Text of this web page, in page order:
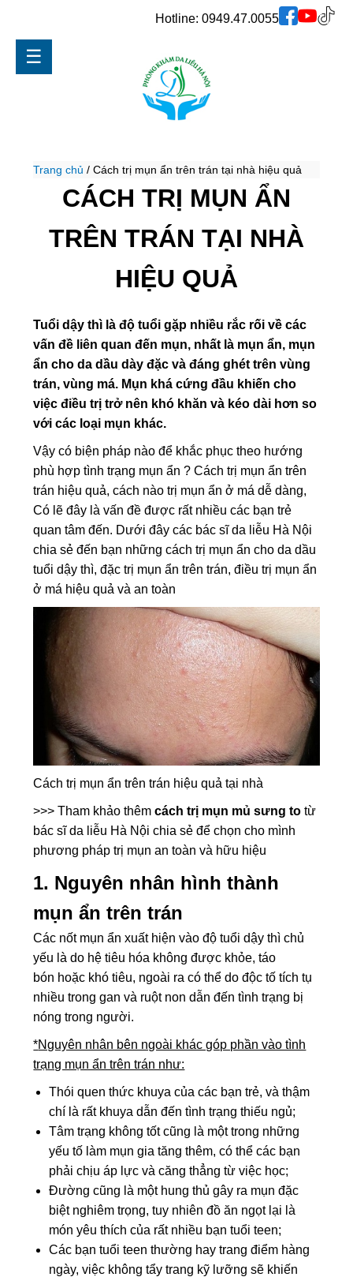
Hotline: 0949.47.0055
☰
Trang chủ /Cách trị mụn ẩn trên trán tại nhà hiệu quả
CÁCH TRỊ MỤN ẨN
TRÊN TRÁN TẠI NHÀ
HIỆU QUẢ
Tuổi dậy thì là độ tuổi gặp nhiều rắc rối về các
vấn đề liên quan đến mụn, nhất là mụn ẩn, mụn
ẩn cho da dầu dày đặc và đáng ghét trên vùng
trán, vùng má. Mụn khá cứng đầu khiến cho
việc điều trị trở nên khó khăn và kéo dài hơn so
với các loại mụn khác.
Vậy có biện pháp nào để khắc phục theo hướng
phù hợp tình trạng mụn ẩn ? Cách trị mụn ẩn trên
trán hiệu quả, cách nào trị mụn ẩn ở má dễ dàng,
Có lẽ đây là vấn đề được rất nhiều các bạn trẻ
quan tâm đến. Dưới đây các bác sĩ da liễu Hà Nội
chia sẻ đến bạn những cách trị mụn ẩn cho da dầu
tuổi dậy thì, đặc trị mụn ẩn trên trán, điều trị mụn ẩn
ở má hiệu quả và an toàn
Cách trị mụn ẩn trên trán hiệu quả tại nhà
>>> Tham khảo thêmcách trị mụn mủ sưng to từ
bác sĩ da liễu Hà Nội chia sẻ để chọn cho mình
phương pháp trị mụn an toàn và hữu hiệu
1. Nguyên nhân hình thành
mụn ẩn trên trán
Các nốt mụn ẩn xuất hiện vào độ tuổi dậy thì chủ
yếu là do hệ tiêu hóa không được khỏe, táo
bón hoặc khó tiêu, ngoài ra có thể do độc tố tích tụ
nhiều trong gan và ruột non dẫn đến tình trạng bị
nóng trong người.
*Nguyên nhân bên ngoài khác góp phần vào tình
trạng mụn ẩn trên trán như:
Thói quen thức khuya của các bạn trẻ, và thậm
chí là rất khuya dẫn đến tình trạng thiếu ngủ;
Tâm trạng không tốt cũng là một trong những
yếu tố làm mụn gia tăng thêm, có thể các bạn
phải chịu áp lực và căng thẳng từ việc học;
Đường cũng là một hung thủ gây ra mụn đặc
biệt nghiêm trọng, tuy nhiên đồ ăn ngọt lại là
món yêu thích của rất nhiều bạn tuổi teen;
Các bạn tuổi teen thường hay trang điểm hàng
ngày, việc không tẩy trang kỹ lưỡng sẽ khiến